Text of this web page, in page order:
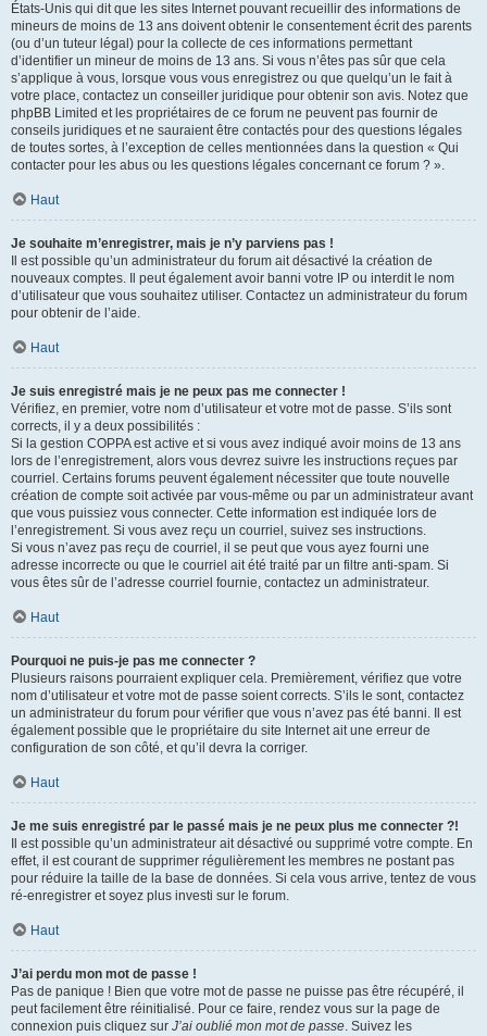
États-Unis qui dit que les sites Internet pouvant recueillir des informations de
mineurs de moins de 13 ans doivent obtenir le consentement écrit des parents
(ou d’un tuteur légal) pour la collecte de ces informations permettant
d’identifier un mineur de moins de 13 ans. Si vous n’êtes pas sûr que cela
s’applique à vous, lorsque vous vous enregistrez ou que quelqu’un le fait à
votre place, contactez un conseiller juridique pour obtenir son avis. Notez que
phpBB Limited et les propriétaires de ce forum ne peuvent pas fournir de
conseils juridiques et ne sauraient être contactés pour des questions légales
de toutes sortes, à l’exception de celles mentionnées dans la question « Qui
contacter pour les abus ou les questions légales concernant ce forum ? ».
Haut
Je souhaite m’enregistrer, mais je n’y parviens pas !
Il est possible qu’un administrateur du forum ait désactivé la création de
nouveaux comptes. Il peut également avoir banni votre IP ou interdit le nom
d’utilisateur que vous souhaitez utiliser. Contactez un administrateur du forum
pour obtenir de l’aide.
Haut
Je suis enregistré mais je ne peux pas me connecter !
Vérifiez, en premier, votre nom d’utilisateur et votre mot de passe. S’ils sont
corrects, il y a deux possibilités :
Si la gestion COPPA est active et si vous avez indiqué avoir moins de 13 ans
lors de l’enregistrement, alors vous devrez suivre les instructions reçues par
courriel. Certains forums peuvent également nécessiter que toute nouvelle
création de compte soit activée par vous-même ou par un administrateur avant
que vous puissiez vous connecter. Cette information est indiquée lors de
l’enregistrement. Si vous avez reçu un courriel, suivez ses instructions.
Si vous n’avez pas reçu de courriel, il se peut que vous ayez fourni une
adresse incorrecte ou que le courriel ait été traité par un filtre anti-spam. Si
vous êtes sûr de l’adresse courriel fournie, contactez un administrateur.
Haut
Pourquoi ne puis-je pas me connecter ?
Plusieurs raisons pourraient expliquer cela. Premièrement, vérifiez que votre
nom d’utilisateur et votre mot de passe soient corrects. S’ils le sont, contactez
un administrateur du forum pour vérifier que vous n’avez pas été banni. Il est
également possible que le propriétaire du site Internet ait une erreur de
configuration de son côté, et qu’il devra la corriger.
Haut
Je me suis enregistré par le passé mais je ne peux plus me connecter ?!
Il est possible qu’un administrateur ait désactivé ou supprimé votre compte. En
effet, il est courant de supprimer régulièrement les membres ne postant pas
pour réduire la taille de la base de données. Si cela vous arrive, tentez de vous
ré-enregistrer et soyez plus investi sur le forum.
Haut
J’ai perdu mon mot de passe !
Pas de panique ! Bien que votre mot de passe ne puisse pas être récupéré, il
peut facilement être réinitialisé. Pour ce faire, rendez vous sur la page de
connexion puis cliquez sur J’ai oublié mon mot de passe. Suivez les